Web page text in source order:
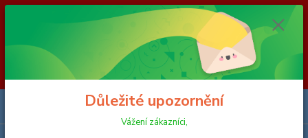
Vážení zákazníci, v termínu od 8. 8. 2026 do 23. 8. 2026 nebude z
důvodu čerpání dovolené probíhat expedice objednávek a bude omezen
provoz e-shopu HRACKYNABYTEK.CZ. Objednávky přijaté, nebo
uhrazené do čtvrtka 6. 8. 2026 budou expedovány v pátek 7. 8. 2026.
Objednávky přijaté, nebo uhrazené od pátku 7. 8. 2026 do neděle 23. 8.
2026 budou postupně expedovány od pondělí 24. 8. 2026. Děkujeme za
pochopení HRACKYNABYTEK.CZ
Důležité upozornění
Vážení zákazníci,